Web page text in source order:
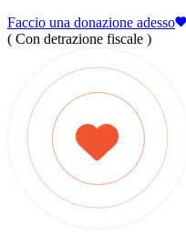
Faccio una donazione adesso
( Con detrazione fiscale )